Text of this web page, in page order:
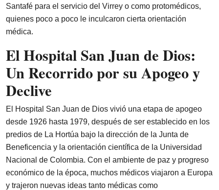
Santafé para el servicio del Virrey o como protomédicos,
quienes poco a poco le inculcaron cierta orientación
médica.
El Hospital San Juan de Dios:
Un Recorrido por su Apogeo y
Declive
El Hospital San Juan de Dios vivió una etapa de apogeo
desde 1926 hasta 1979, después de ser establecido en los
predios de La Hortúa bajo la dirección de la Junta de
Beneficencia y la orientación científica de la Universidad
Nacional de Colombia. Con el ambiente de paz y progreso
económico de la época, muchos médicos viajaron a Europa
y trajeron nuevas ideas tanto médicas como